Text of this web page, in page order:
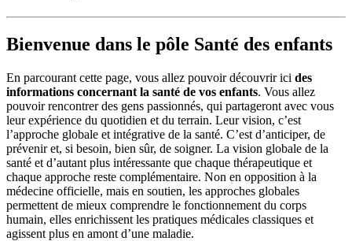
Bienvenue dans le pôle Santé des enfants
En parcourant cette page, vous allez pouvoir découvrir ici des
informations concernant la santé de vos enfants. Vous allez
pouvoir rencontrer des gens passionnés, qui partageront avec vous
leur expérience du quotidien et du terrain. Leur vision, c’est
l’approche globale et intégrative de la santé. C’est d’anticiper, de
prévenir et, si besoin, bien sûr, de soigner. La vision globale de la
santé et d’autant plus intéressante que chaque thérapeutique et
chaque approche reste complémentaire. Non en opposition à la
médecine officielle, mais en soutien, les approches globales
permettent de mieux comprendre le fonctionnement du corps
humain, elles enrichissent les pratiques médicales classiques et
agissent plus en amont d’une maladie.